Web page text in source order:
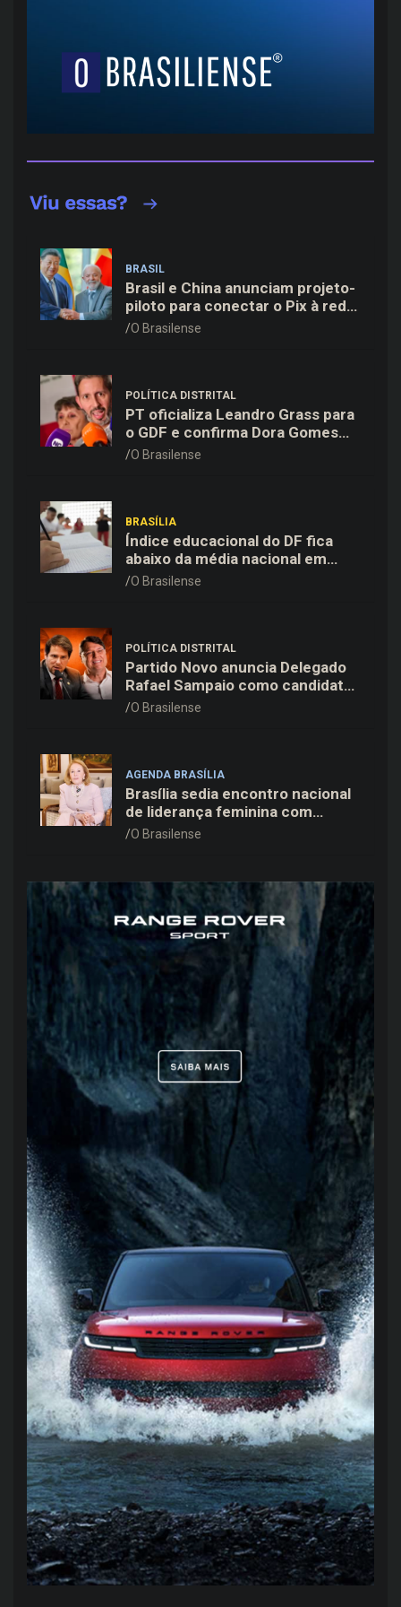
BRASIL
Brasil e China anunciam projeto-
piloto para conectar o Pix à rede
de pagamentos chinesa
O Brasilense
POLÍTICA DISTRITAL
PT oficializa Leandro Grass para
o GDF e confirma Dora Gomes
como vice na chapa majoritária
O Brasilense
BRASÍLIA
Índice educacional do DF fica
abaixo da média nacional em
todas as etapas de ensino,
O Brasilense
POLÍTICA DISTRITAL
Partido Novo anuncia Delegado
Rafael Sampaio como candidato
a vice-governador na chapa de
O Brasilense
AGENDA BRASÍLIA
Brasília sedia encontro nacional
de liderança feminina com
Janete Vaz, Carla Fonseca e
O Brasilense